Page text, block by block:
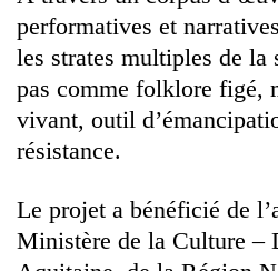
performatives et
les strates multiples de
pas comme folklore figé,
vivant, outil
résistance.
Le projet a bénéficié de
Ministère de la Culture –